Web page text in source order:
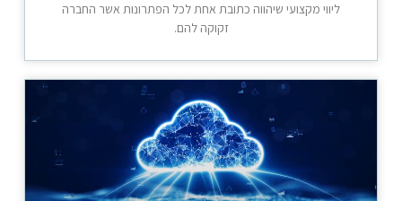
ליווי מקצועי שיהווה כתובת אחת לכל הפתרונות אשר החברה
זקוקה להם.